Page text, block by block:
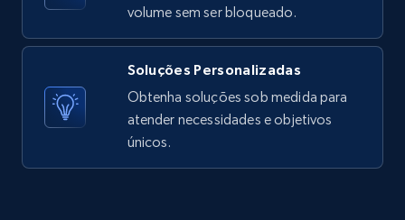
price, Currency, Sold, and more.
1.6K+ 181+ Comece grátis
volume sem ser bloqueado.
Soluções Personalizadas
Obtenha soluções sob medida para
atender necessidades e objetivos
únicos.